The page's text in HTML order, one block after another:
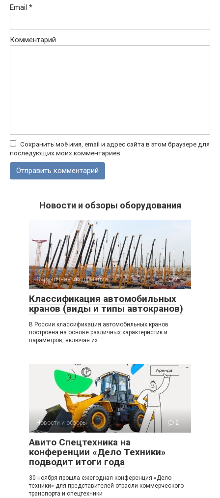
Email *
Комментарий
Сохранить моё имя, email и адрес сайта в этом браузере для
последующих моих комментариев.
Новости и обзоры оборудования
Справочная информация 4
Классификация автомобильных
кранов (виды и типы автокранов)
В России классификация автомобильных кранов
построена на основе различных характеристик и
параметров, включая их
Новости и обзоры 2
Авито Спецтехника на
конференции «Дело Техники»
подводит итоги года
30 ноября прошла ежегодная конференция «Дело
техники» для представителей отрасли коммерческого
транспорта и спецтехники